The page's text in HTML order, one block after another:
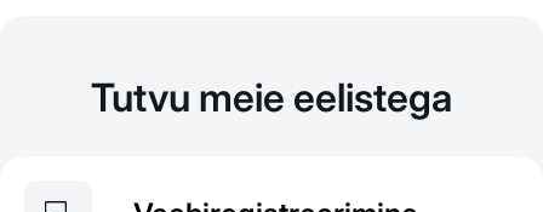
Tutvu meie eelistega